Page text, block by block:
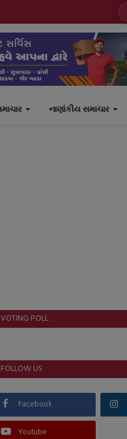
નાણાંકીય સમાચાર
VOTING POLL
FOLLOW US
Facebook
Youtube